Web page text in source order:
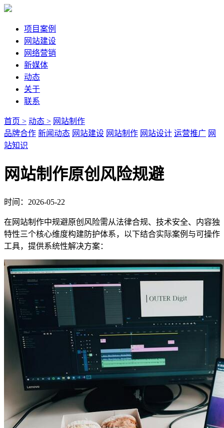
项目案例
网站建设
网络营销
新媒体
动态
关于
联系
首页 > 动态 > 网站制作
品牌合作 新闻动态 网站建设 网站制作 网站设计 运营推广 网
站知识
网站制作原创风险规避
时间：2026-05-22
在网站制作中规避原创风险需从法律合规、技术安全、内容独
特性三个核心维度构建防护体系，以下结合实际案例与可操作
工具，提供系统性解决方案：